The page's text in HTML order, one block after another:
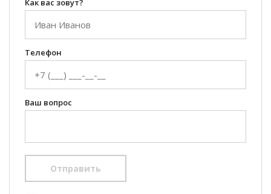
Как вас зовут?
Телефон
Ваш вопрос
Отправить